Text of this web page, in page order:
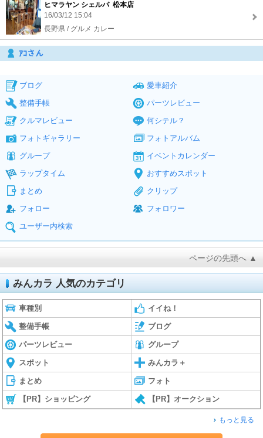
ヒマラヤン シェルパ 松本店
16/03/12 15:04
長野県 / グルメ カレー
ｱｺさん
ブログ
愛車紹介
整備手帳
パーツレビュー
クルマレビュー
何シテル？
フォトギャラリー
フォトアルバム
グループ
イベントカレンダー
ラップタイム
おすすめスポット
まとめ
クリップ
フォロー
フォロワー
ユーザー内検索
ページの先頭へ ▲
みんカラ 人気のカテゴリ
車種別 イイね！
整備手帳 ブログ
パーツレビュー グループ
スポット みんカラ＋
まとめ フォト
【PR】ショッピング 【PR】オークション
もっと見る